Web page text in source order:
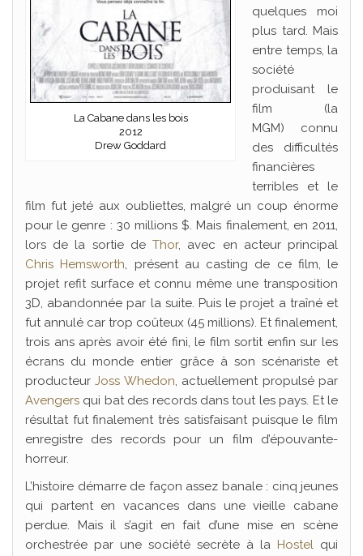
La Cabane dans les bois
2012
Drew Goddard
quelques moi
plus tard. Mais
entre temps, la
société
produisant le
film (la
MGM) connu
des difficultés
financières
terribles et le
film fut jeté aux oubliettes, malgré un coup énorme
pour le genre : 30 millions $. Mais finalement, en 2011,
lors de la sortie deThor, avec en acteur principal
Chris Hemsworth, présent au casting de ce film, le
projet refit surface et connu même une transposition
3D, abandonnée par la suite. Puis le projet a traîné et
fut annulé car trop coûteux (45 millions). Et finalement,
trois ans après avoir été fini, le film sortit enfin sur les
écrans du monde entier grâce à son scénariste et
producteurJoss Whedon, actuellement propulsé par
Avengers qui bat des records dans tout les pays. Et le
résultat fut finalement très satisfaisant puisque le film
enregistre des records pour un film d’épouvante-
horreur.
L’histoire démarre de façon assez banale : cinq jeunes
qui partent en vacances dans une vieille cabane
perdue. Mais il s’agit en fait d’une mise en scène
orchestrée par une société secrète à la Hostel qui